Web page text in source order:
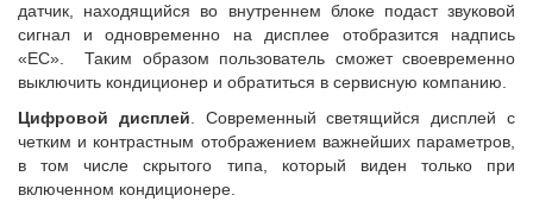
датчик, находящийся во внутреннем блоке подаст звуковой
сигнал и одновременно на дисплее отобразится надпись
«EC». Таким образом пользователь сможет своевременно
выключить кондиционер и обратиться в сервисную компанию.
Цифровой дисплей . Современный светящийся дисплей с
четким и контрастным отображением важнейших параметров,
в том числе скрытого типа, который виден только при
включенном кондиционере.